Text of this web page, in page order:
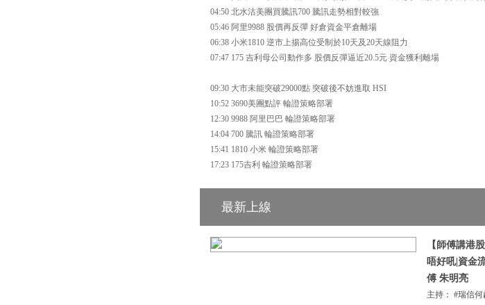
04:50 北水沽美團買騰訊700 騰訊走勢相對較強
05:46 阿里9988 股價再反彈 好倉資金平倉離場
06:38 小米1810 逆市上揚高位受制於10天及20天線阻力
07:47 175 吉利母公司動作多 股價反彈逼近20.5元 資金獲利離場
09:30 大市未能突破29000點 突破後不妨進取 HSI
10:52 3690美團點評 輪證策略部署
12:30 9988 阿里巴巴 輪證策略部署
14:04 700 騰訊 輪證策略部署
15:41 1810 小米 輪證策略部署
17:23 175吉利 輪證策略部署
最新上線
【師傅講港
唔好吼|資金
傅 朱明亮
主持： #瑞信